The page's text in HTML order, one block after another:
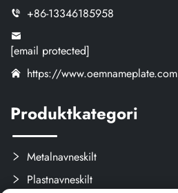
+86-13346185958
[email protected]
https://www.oemnameplate.com
Produktkategori
Metalnavneskilt
Plastnavneskilt